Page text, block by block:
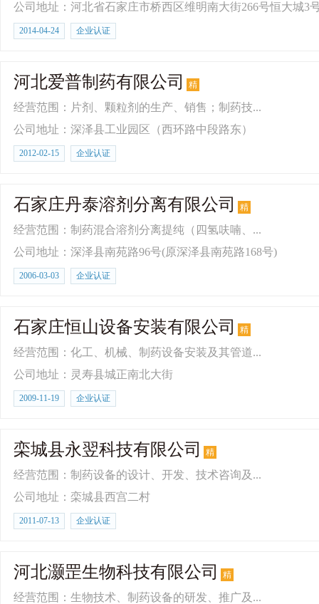
公司地址：河北省石家庄市桥西区维明南大街266号恒大城3
2014-04-24 企业认证
河北爱普制药有限公司 精
经营范围：片剂、颗粒剂的生产、销售；制药技...
公司地址：深泽县工业园区（西环路中段路东）
2012-02-15 企业认证
石家庄丹泰溶剂分离有限公司 精
经营范围：制药混合溶剂分离提纯（四氢呋喃、...
公司地址：深泽县南苑路96号(原深泽县南苑路168号)
2006-03-03 企业认证
石家庄恒山设备安装有限公司 精
经营范围：化工、机械、制药设备安装及其管道...
公司地址：灵寿县城正南北大街
2009-11-19 企业认证
栾城县永翌科技有限公司 精
经营范围：制药设备的设计、开发、技术咨询及...
公司地址：栾城县西宫二村
2011-07-13 企业认证
河北灏罡生物科技有限公司 精
经营范围：生物技术、制药设备的研发、推广及...